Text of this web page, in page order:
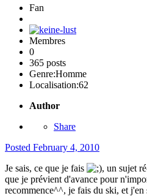
Fan
Membres
0
365 posts
Genre:Homme
Localisation:62
Author
Share
Posted February 4, 2010
Je sais, ce que je fais
, un sujet
que je prévient d'avance pour
recommence^^, je fais du ski, et j'en